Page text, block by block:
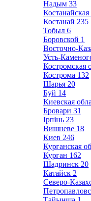
Надым 33
Костанайская
Костанай 235
Тобыл 6
Боровской 1
Восточно-
Усть-
Костромская
Кострома 132
Шарья 20
Буй 14
Киевская
Бровари 31
Ірпінь 23
Вишневе 18
Киев 246
Курганская
Курган 162
Шадринск 20
Катайск 2
Северо-